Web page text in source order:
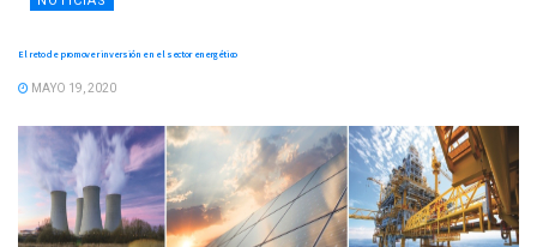
El reto de promover inversión en el sector energético
MAYO 19, 2020